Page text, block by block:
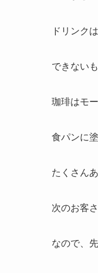
ドリンク
できない
珈琲はモ
食パンに
たくさん
次のお客
なので、